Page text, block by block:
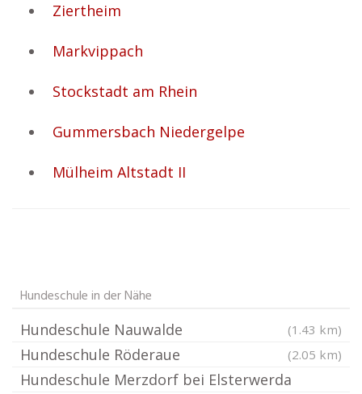
Ziertheim
Markvippach
Stockstadt am Rhein
Gummersbach Niedergelpe
Mülheim Altstadt II
Hundeschule in der Nähe
Hundeschule Nauwalde (1.43 km)
Hundeschule Röderaue (2.05 km)
Hundeschule Merzdorf bei Elsterwerda